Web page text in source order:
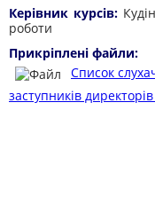
Керівник курсів:
роботи
Прикріплені файли:
Список
заступників